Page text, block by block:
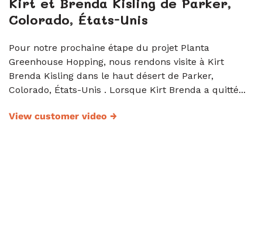
Colorado, États-Unis
Pour notre prochaine étape du projet Planta
Greenhouse Hopping, nous rendons visite à Kirt
Brenda Kisling dans le haut désert de Parker,
Colorado, États-Unis . Lorsque Kirt Brenda a quitté...
View customer video →